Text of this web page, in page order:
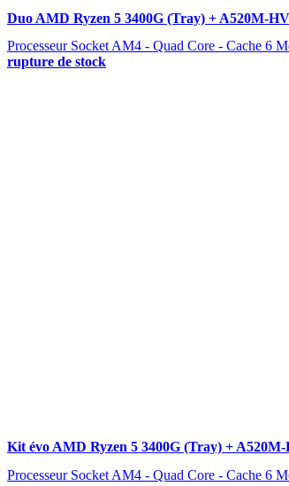
Duo AMD Ryzen 5 3400G (Tray) + A520M-
Processeur Socket AM4 - Quad Core - Cache 6
rupture de stock
Kit évo AMD Ryzen 5 3400G (Tray) + A520M-
Processeur Socket AM4 - Quad Core - Cache 6